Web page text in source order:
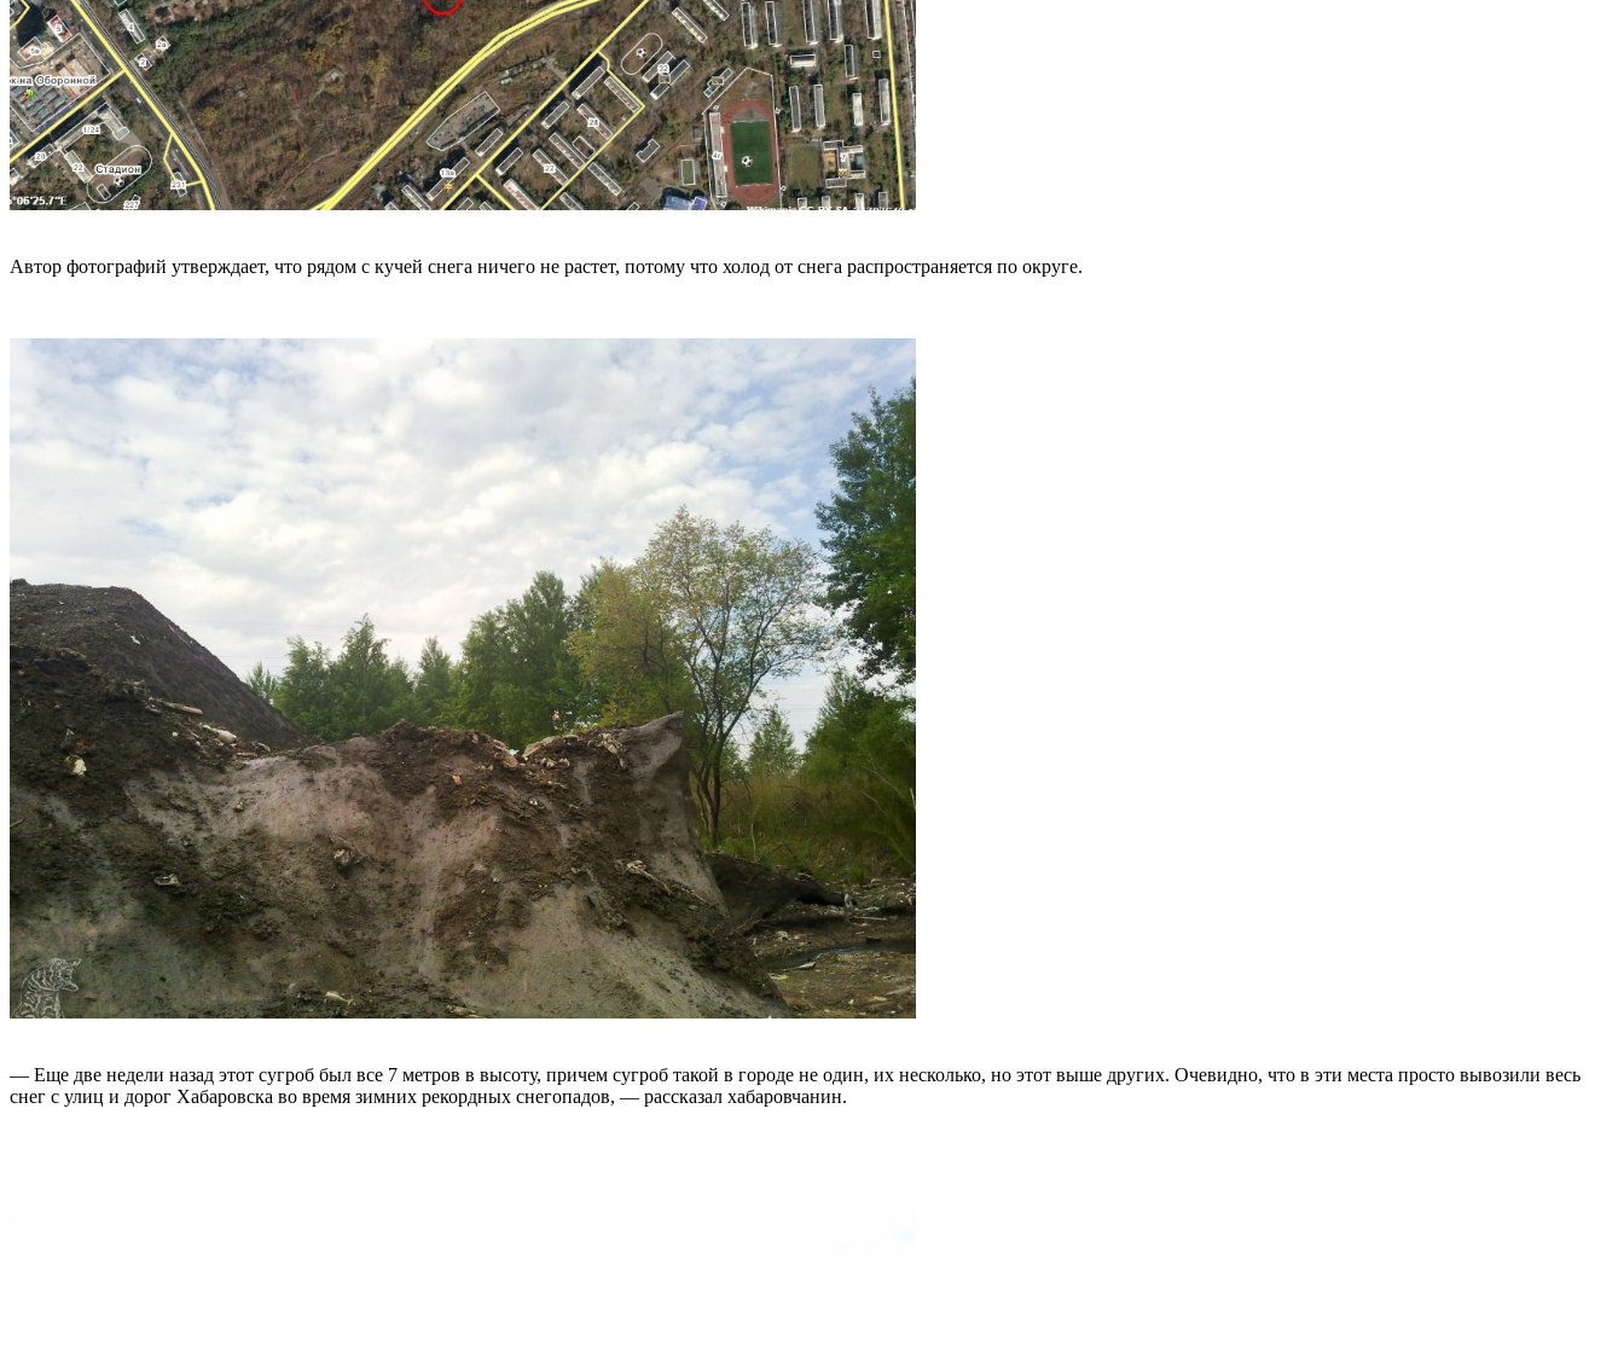
Автор фотографий утверждает, что рядом с кучей снега ничего не растет, потому что холод от снега распространяется по округе.
— Еще две недели назад этот сугроб был все 7 метров в высоту, причем сугроб такой в городе не один, их несколько, но этот выше других. Очевидно, что в эти места просто вывозили весь
снег с улиц и дорог Хабаровска во время зимних рекордных снегопадов, — рассказал хабаровчанин.